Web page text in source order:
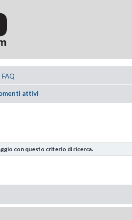
FAQ
attivi
con questo criterio di ricerca.